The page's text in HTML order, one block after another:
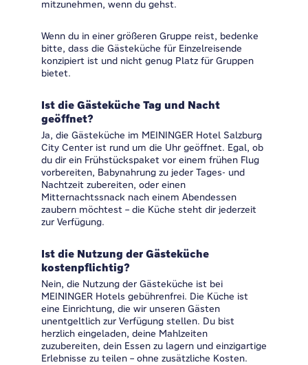
mitzunehmen, wenn du gehst.
Wenn du in einer größeren Gruppe reist, bedenke
bitte, dass die Gästeküche für Einzelreisende
konzipiert ist und nicht genug Platz für Gruppen
bietet.
Ist die Gästeküche Tag und Nacht
geöffnet?
Ja, die Gästeküche im MEININGER Hotel Salzburg
City Center ist rund um die Uhr geöffnet. Egal, ob
du dir ein Frühstückspaket vor einem frühen Flug
vorbereiten, Babynahrung zu jeder Tages- und
Nachtzeit zubereiten, oder einen
Mitternachtssnack nach einem Abendessen
zaubern möchtest – die Küche steht dir jederzeit
zur Verfügung.
Ist die Nutzung der Gästeküche
kostenpflichtig?
Nein, die Nutzung der Gästeküche ist bei
MEININGER Hotels gebührenfrei. Die Küche ist
eine Einrichtung, die wir unseren Gästen
unentgeltlich zur Verfügung stellen. Du bist
herzlich eingeladen, deine Mahlzeiten
zuzubereiten, dein Essen zu lagern und einzigartige
Erlebnisse zu teilen – ohne zusätzliche Kosten.